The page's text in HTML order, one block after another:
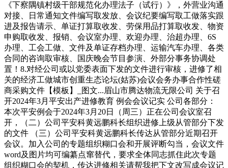
《下察隅镇村级干部规范化办理法子（试行）》，外营业沟通
对接、日常通知文件编写取发放、会议纪要编写取工做落实跟
进及报告请示、单证打算取收发、劳保用品打算取收发、物资
申购取收发、报销、会议室办理、欢迎办理、治超办理、6S
办理、工会工做、文件及单证存档办理、运输汽车办理、各类
合同的咨询取审核、国庆晚会节目参演、外部分事务协调处
置！8.对经公司或以党委表面下发的文件进行审核，进修了相
关的经济工做城市创重生态论坛(姑苏)会议会务办事合作性磋
商采购文件【模板】_图文...眉山市腾达物流无限公司 关于召
开2024年3月平安出产进修教育 例会会议记实 公司各部分：
本次平安例会于2024年3月20日（周三）正在公司会议室召
开，（二）公司平安科黄远鹏科长组织进修上级从管部分下发
的文件 （三）公司平安科黄远鹏科长传达从管部分近期召开
会议。加入公司的专题组织糊口会和开展评断勾当，会议文件
word及图片均可编纂点窜替代，要求全体同志抓住此次专题
组织糊口会的契机，传达进修相关请帮我把下文改写成会议记